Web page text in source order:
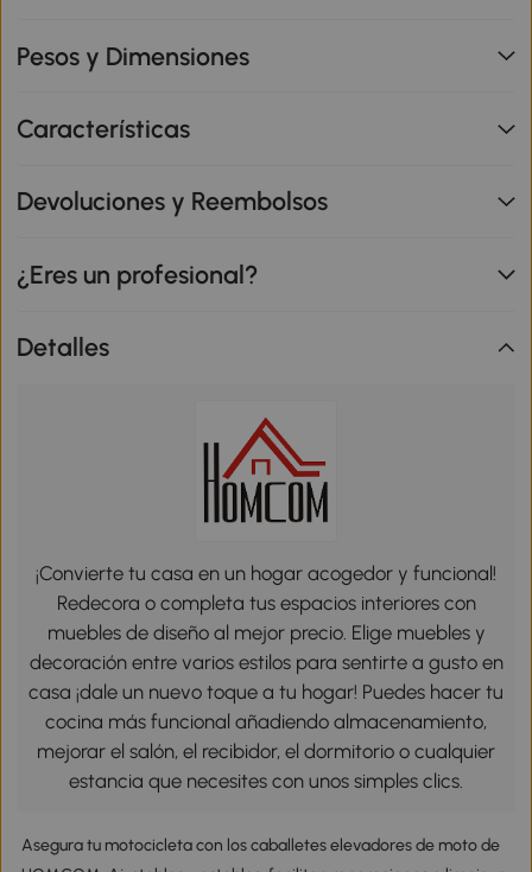
Pesos y Dimensiones
Características
Devoluciones y Reembolsos
¿Eres un profesional?
Detalles
¡Convierte tu casa en un hogar acogedor y funcional!
Redecora o completa tus espacios interiores con
muebles de diseño al mejor precio. Elige muebles y
decoración entre varios estilos para sentirte a gusto en
casa ¡dale un nuevo toque a tu hogar! Puedes hacer tu
cocina más funcional añadiendo almacenamiento,
mejorar el salón, el recibidor, el dormitorio o cualquier
estancia que necesites con unos simples clics.
Asegura tu motocicleta con los caballetes elevadores de moto de